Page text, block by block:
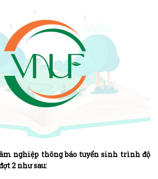
nghiệp thông báo tuyển sinh trình độ
2 như sau: